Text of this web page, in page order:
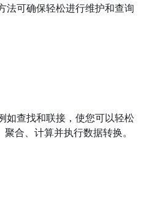
法可确保轻松进行维护和查询
如查找和联接，使您可以轻松
合、计算并执行数据转换。